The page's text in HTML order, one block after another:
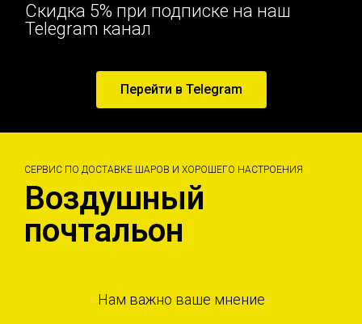
Скидка 5% при подписке на наш
Telegram канал
Перейти в Telegram
СЕРВИС ПО ДОСТАВКЕ ШАРОВ И ХОРОШЕГО НАСТРОЕНИЯ
Воздушный
почтальон
Нам важно ваше мнение